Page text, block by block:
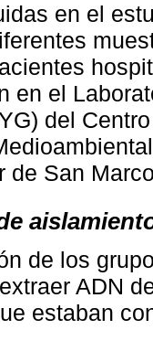
en el
en el
del
de San
de los
ADN
estaban